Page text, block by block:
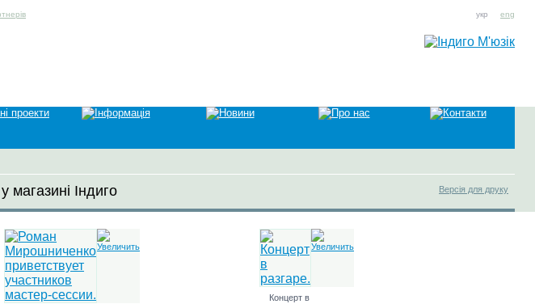
укр eng
Індиго Версія для друку
Концерт в